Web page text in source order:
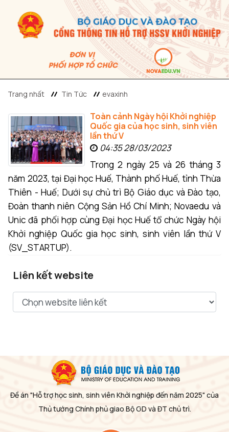
Trang nhất Tin Tức evaxinh
Toàn cảnh Ngày hội Khởi nghiệp
Quốc gia của học sinh, sinh viên
lần thứ V
04:35 28/03/2023
Trong 2 ngày 25 và 26 tháng 3
năm 2023, tại Đại học Huế, Thành phố Huế, tỉnh Thừa
Thiên - Huế; Dưới sự chủ trì Bộ Giáo dục và Đào tạo,
Đoàn thanh niên Cộng Sản Hồ Chí Minh; Novaedu và
Unic đã phối hợp cùng Đại học Huế tổ chức Ngày hội
Khởi nghiệp Quốc gia học sinh, sinh viên lần thứ V
(SV_STARTUP).
Liên kết website
Đề án "Hỗ trợ học sinh, sinh viên Khởi nghiệp đến năm 2025" của
Thủ tướng Chính phủ giao Bộ GD và ĐT chủ trì.